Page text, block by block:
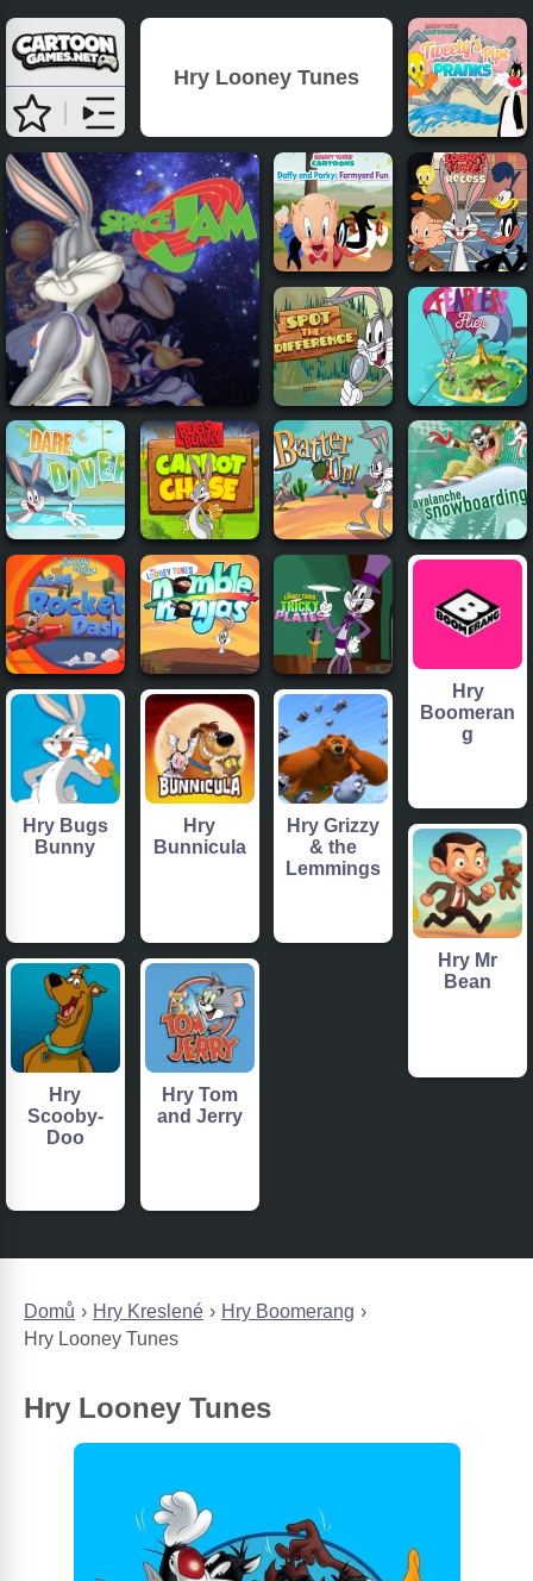
Domů Hry Kreslené
Hry Boomerang
Hry Looney Tunes
Hry Looney Tunes
Hry Looney Tunes
Hry
Boomeran
g
Hry Bugs
Bunny
Hry
Bunnicula
Hry Grizzy
& the
Lemmings
Hry Mr
Bean
Hry
Scooby-
Doo
Hry Tom
and Jerry